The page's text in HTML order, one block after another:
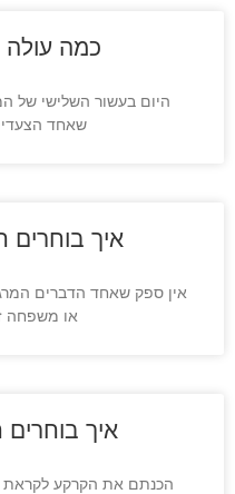
כמה עולה
שאחד
איך
אין ספק שאחד הדברים
או משפחה
איך
הכנתם את הקרקע לקראת